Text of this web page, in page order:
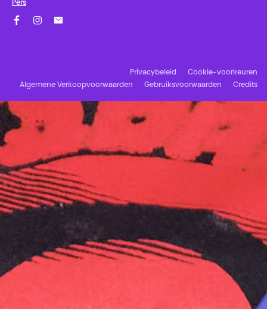
Pers
Privacybeleid
Cookie-voorkeuren
Algemene Verkoopvoorwaarden
Gebruiksvoorwaarden Credits